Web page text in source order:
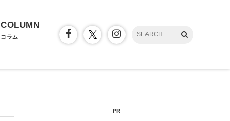
COLUMN
コラム
PR